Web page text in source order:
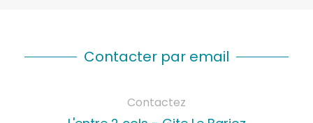
Contacter par email
Contactez